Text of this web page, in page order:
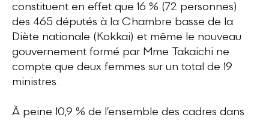
constituent en effet que 16 % (72 personnes)
des 465 députés à la Chambre basse de la
Diète nationale (Kokkai) et même le nouveau
gouvernement formé par Mme Takaichi ne
compte que deux femmes sur un total de 19
ministres.
À peine 10,9 % de l’ensemble des cadres dans